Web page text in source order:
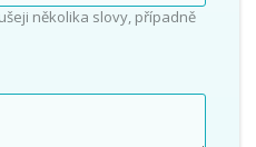
několika slovy, případně